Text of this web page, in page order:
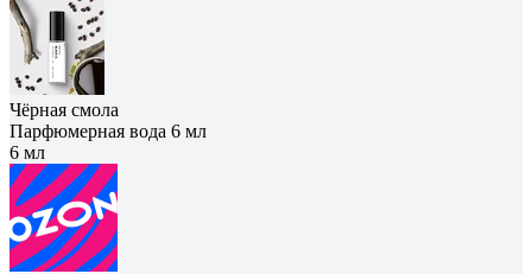
Чёрная смола
Парфюмерная вода 6 мл
6 мл